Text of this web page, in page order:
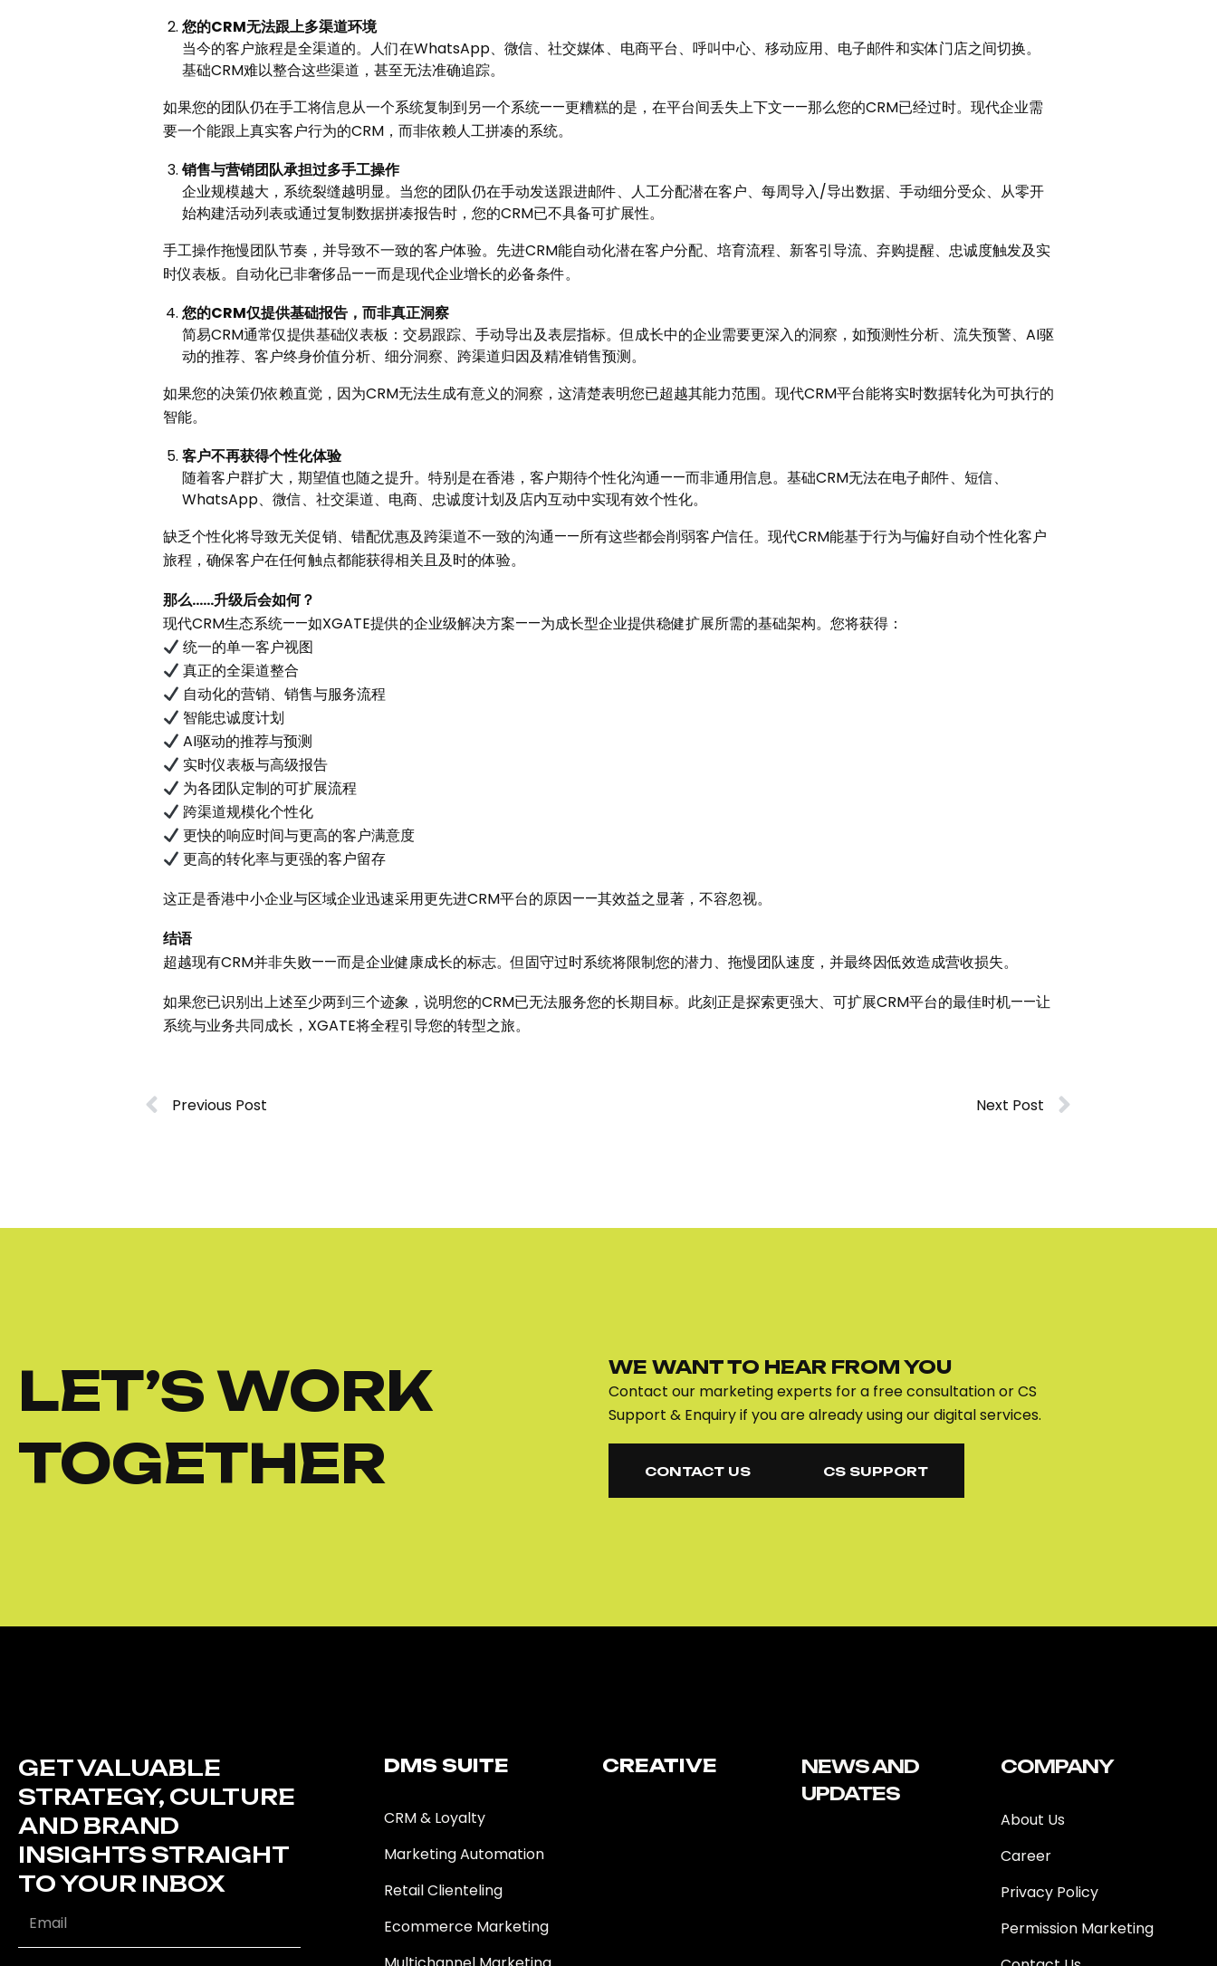
您的CRM无法跟上多渠道环境
当今的客户旅程是全渠道的。人们在WhatsApp、微信、社交媒体、电商平台、呼叫中心、移动应用、电子邮件和实体门店之间切换。
基础CRM难以整合这些渠道，甚至无法准确追踪。
如果您的团队仍在手工将信息从一个系统复制到另一个系统——更糟糕的是，在平台间丢失上下文——那么您的CRM已经过时。现代企业需
要一个能跟上真实客户行为的CRM，而非依赖人工拼凑的系统。
销售与营销团队承担过多手工操作
企业规模越大，系统裂缝越明显。当您的团队仍在手动发送跟进邮件、人工分配潜在客户、每周导入/导出数据、手动细分受众、从零开
始构建活动列表或通过复制数据拼凑报告时，您的CRM已不具备可扩展性。
手工操作拖慢团队节奏，并导致不一致的客户体验。先进CRM能自动化潜在客户分配、培育流程、新客引导流、弃购提醒、忠诚度触发及实
时仪表板。自动化已非奢侈品——而是现代企业增长的必备条件。
您的CRM仅提供基础报告，而非真正洞察
简易CRM通常仅提供基础仪表板：交易跟踪、手动导出及表层指标。但成长中的企业需要更深入的洞察，如预测性分析、流失预警、AI驱
动的推荐、客户终身价值分析、细分洞察、跨渠道归因及精准销售预测。
如果您的决策仍依赖直觉，因为CRM无法生成有意义的洞察，这清楚表明您已超越其能力范围。现代CRM平台能将实时数据转化为可执行的
智能。
客户不再获得个性化体验
随着客户群扩大，期望值也随之提升。特别是在香港，客户期待个性化沟通——而非通用信息。基础CRM无法在电子邮件、短信、
WhatsApp、微信、社交渠道、电商、忠诚度计划及店内互动中实现有效个性化。
缺乏个性化将导致无关促销、错配优惠及跨渠道不一致的沟通——所有这些都会削弱客户信任。现代CRM能基于行为与偏好自动个性化客户
旅程，确保客户在任何触点都能获得相关且及时的体验。
那么……升级后会如何？
现代CRM生态系统——如XGATE提供的企业级解决方案——为成长型企业提供稳健扩展所需的基础架构。您将获得：
统一的单一客户视图
真正的全渠道整合
自动化的营销、销售与服务流程
智能忠诚度计划
AI驱动的推荐与预测
实时仪表板与高级报告
为各团队定制的可扩展流程
跨渠道规模化个性化
更快的响应时间与更高的客户满意度
更高的转化率与更强的客户留存
这正是香港中小企业与区域企业迅速采用更先进CRM平台的原因——其效益之显著，不容忽视。
结语
超越现有CRM并非失败——而是企业健康成长的标志。但固守过时系统将限制您的潜力、拖慢团队速度，并最终因低效造成营收损失。
如果您已识别出上述至少两到三个迹象，说明您的CRM已无法服务您的长期目标。此刻正是探索更强大、可扩展CRM平台的最佳时机——让
系统与业务共同成长，XGATE将全程引导您的转型之旅。
Previous Post Next Post
LET’S WORK
TOGETHER
WE WANT TO HEAR FROM YOU
Contact our marketing experts for a free consultation or CS
Support & Enquiry if you are already using our digital services.
CONTACT US
CS SUPPORT
GET VALUABLE
STRATEGY, CULTURE
AND BRAND
INSIGHTS STRAIGHT
TO YOUR INBOX
DMS SUITE​
CRM & Loyalty
Marketing Automation
Retail Clienteling
Ecommerce Marketing
CREATIVE
NEWS AND
UPDATES
COMPANY
About Us
Career
Privacy Policy
Permission Marketing